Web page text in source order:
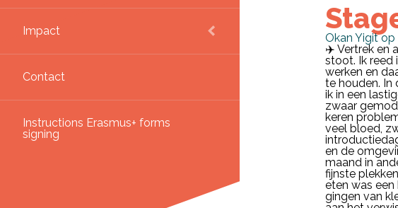
Impact
Contact
Instructions Erasmus+ forms
signing
Okan Yigit
✈️ Vertrek en
stoot. Ik reed
werken en
te houden. In
ik in een
zwaar
keren
veel bloed,
en de
maand in
fijnste
eten was een
gingen van